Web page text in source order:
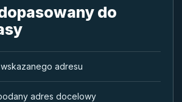
do
adresu
adres docelowy